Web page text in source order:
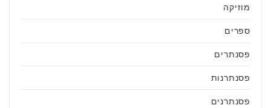
מוזיקה
ספרים
פסנתרים
פסנתרנות
פסנתרנים